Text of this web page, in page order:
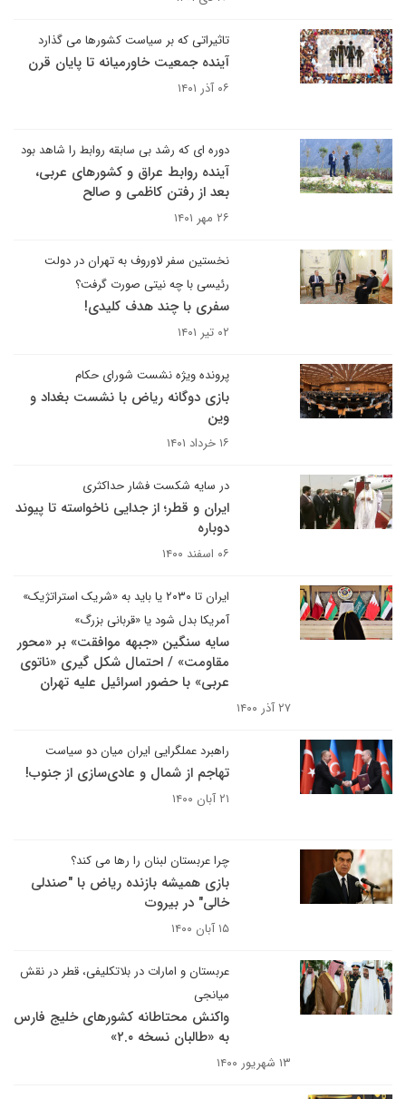
تاثیراتی که بر سیاست کشورها می گذارد
آینده جمعیت خاورمیانه تا پایان قرن
۰۶ آذر ۱۴۰۱
دوره ای که رشد بی سابقه روابط را شاهد بود
آینده روابط عراق و کشورهای عربی،
بعد از رفتن کاظمی و صالح
۲۶ مهر ۱۴۰۱
نخستین سفر لاوروف به تهران در دولت
رئیسی با چه نیتی صورت گرفت؟
سفری با چند هدف کلیدی!
۰۲ تیر ۱۴۰۱
پرونده ویژه نشست شورای حکام
بازی دوگانه ریاض با نشست بغداد و
وین
۱۶ خرداد ۱۴۰۱
در سایه شکست فشار حداکثری
ایران و قطر؛ از جدایی ناخواسته تا پیوند
دوباره
۰۶ اسفند ۱۴۰۰
ایران تا ۲۰۳۰ یا باید به «شریک استراتژیک»
آمریکا بدل شود یا «قربانی بزرگ»
سایه سنگین «جبهه موافقت» بر «محور
مقاومت» / احتمال شکل گیری «ناتوی
عربی» با حضور اسرائیل علیه تهران
۲۷ آذر ۱۴۰۰
راهبرد عملگرایی ایران میان دو سیاست
تهاجم از شمال و عادی‌سازی از جنوب!
۲۱ آبان ۱۴۰۰
چرا عربستان لبنان را رها می کند؟
بازی همیشه بازنده ریاض با "صندلی
خالی" در بیروت
۱۵ آبان ۱۴۰۰
عربستان و امارات در بلاتکلیفی، قطر در نقش
میانجی
واکنش محتاطانه کشورهای خلیج فارس
به «طالبان نسخه ۲.۰»
۱۳ شهریور ۱۴۰۰